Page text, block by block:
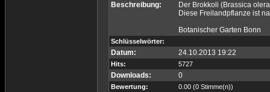
Beschreibung:
Der Brokkoli (Brassica
Diese Freilandpflanze ist
Botanischer Garten Bonn
Schlüsselwörter:
Datum: 24.10.2013 19:22
Hits: 5727
Downloads: 0
Bewertung: 0.00 (0 Stimme(n))